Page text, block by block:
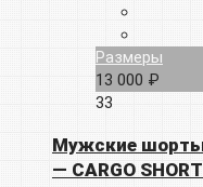
Размеры
13 000 ₽
33
Мужские шорты
— CARGO